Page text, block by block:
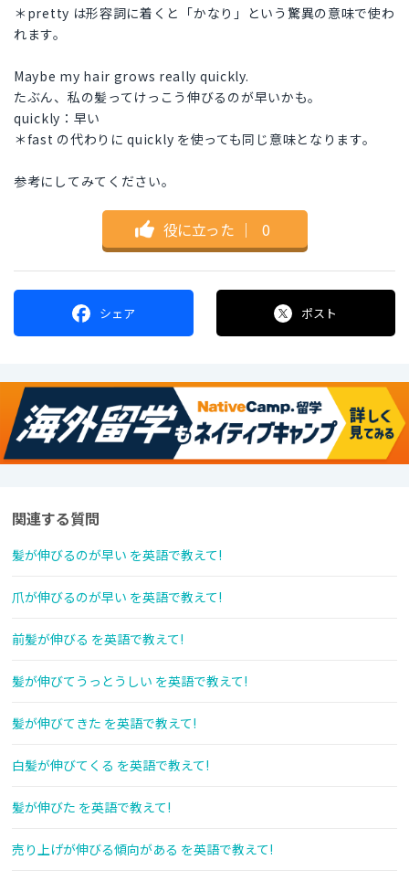
＊pretty は形容詞に着くと「かなり」という驚異の意味で使わ
れます。
Maybe my hair grows really quickly.
たぶん、私の髪ってけっこう伸びるのが早いかも。
quickly：早い
＊fast の代わりに quickly を使っても同じ意味となります。
参考にしてみてください。
役に立った ｜ 0
シェア ポスト
関連する質問
髪が伸びるのが早い を英語で教えて!
爪が伸びるのが早い を英語で教えて!
前髪が伸びる を英語で教えて!
髪が伸びてうっとうしい を英語で教えて!
髪が伸びてきた を英語で教えて!
白髪が伸びてくる を英語で教えて!
髪が伸びた を英語で教えて!
売り上げが伸びる傾向がある を英語で教えて!